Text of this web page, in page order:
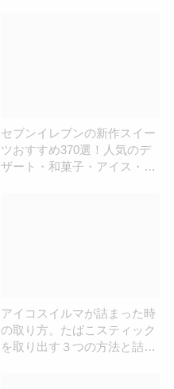
セブンイレブンの新作スイー
ツおすすめ370選！人気のデ
ザート・和菓子・アイス・ド
アイコスイルマが詰まった時
の取り方。たばこスティック
を取り出す３つの方法と詰ま